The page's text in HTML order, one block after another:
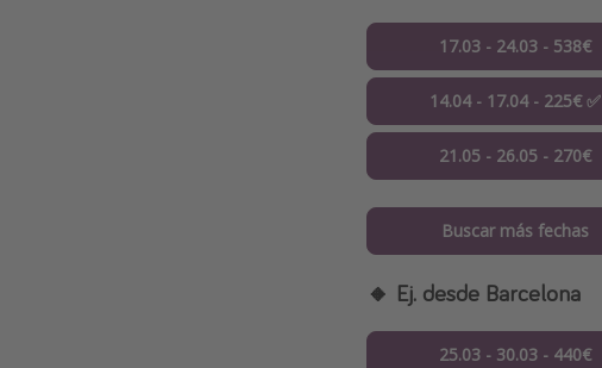
17.03 - 24.03 - 538€
14.04 - 17.04 - 225€ ✅
21.05 - 26.05 - 270€
Buscar más fechas
🔸 Ej. desde Barcelona
25.03 - 30.03 - 440€